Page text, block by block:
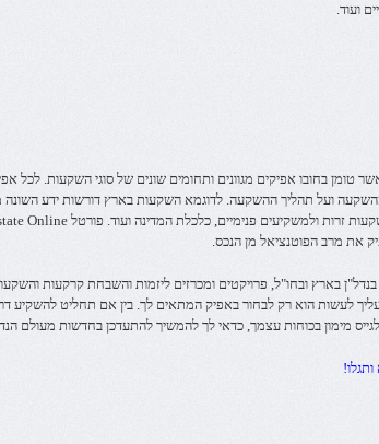
ועוד.
טומן בחובו אפיקים מגוונים ותחומים שונים של סוגי השקעות. לכל
ועל תהליך ההשקעה. לדוגמא השקעות בארץ דורשות ידע
את מרב הפוטנציאל מן הנכס.
בארץ ובחו"ל, פרויקטים ומכרזים ליזמות והשבחת קרקעות
לעשות הוא רק לבחור באפיק המתאים לך. בין אם תחליט להשקיע
מימון בכוחות עצמך, כדאי לך להמשיך להתעדכן בחדשות מעולם